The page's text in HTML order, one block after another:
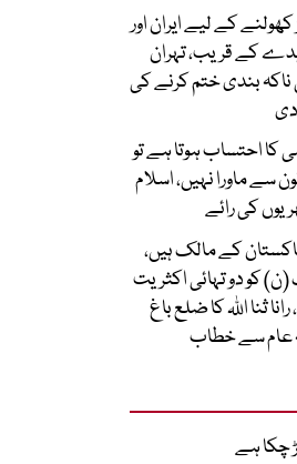
کھولنے کے لیے ایران اور
کے قریب، تہران
بندی ختم کرنے کی
کا احتساب ہوتا ہے تو
سے ماورا نہیں، اسلام
کی رائے
کے مالک ہیں،
کو دو تہائی اکثریت
ثنا اللہ کا ضلع باغ
عام سے خطاب
ہے